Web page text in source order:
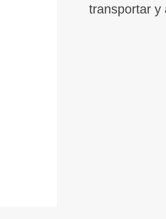
transportar y